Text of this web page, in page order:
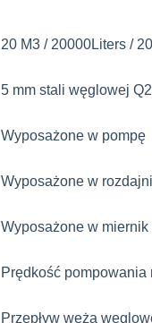
20 M3 / 20000Liters /
5 mm stali węglowej
Wyposażone w pompę
Wyposażone w
Wyposażone w miernik
Prędkość pompowania
Przepływ węża